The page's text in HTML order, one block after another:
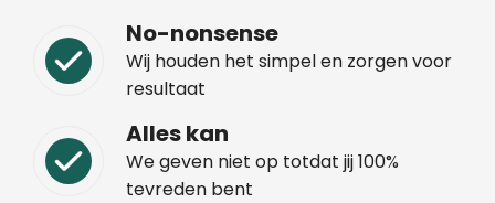
No-nonsense
Wij houden het simpel en zorgen voor
resultaat
Alles kan
We geven niet op totdat jij 100%
tevreden bent